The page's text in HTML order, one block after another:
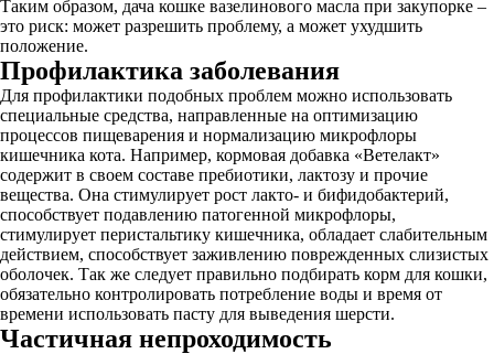
Таким образом, дача кошке вазелинового масла при закупорке –
это риск: может разрешить проблему, а может ухудшить
положение.
Профилактика заболевания
Для профилактики подобных проблем можно использовать
специальные средства, направленные на оптимизацию
процессов пищеварения и нормализацию микрофлоры
кишечника кота. Например, кормовая добавка «Ветелакт»
содержит в своем составе пребиотики, лактозу и прочие
вещества. Она стимулирует рост лакто- и бифидобактерий,
способствует подавлению патогенной микрофлоры,
стимулирует перистальтику кишечника, обладает слабительным
действием, способствует заживлению поврежденных слизистых
оболочек. Так же следует правильно подбирать корм для кошки,
обязательно контролировать потребление воды и время от
времени использовать пасту для выведения шерсти.
Частичная непроходимость